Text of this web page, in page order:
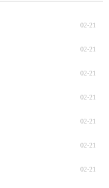
02-21
02-21
02-21
02-21
02-21
02-21
02-21